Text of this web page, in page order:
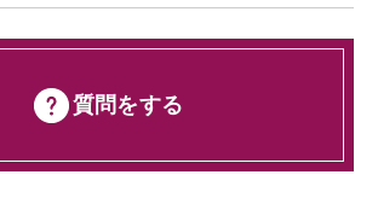
質問をする